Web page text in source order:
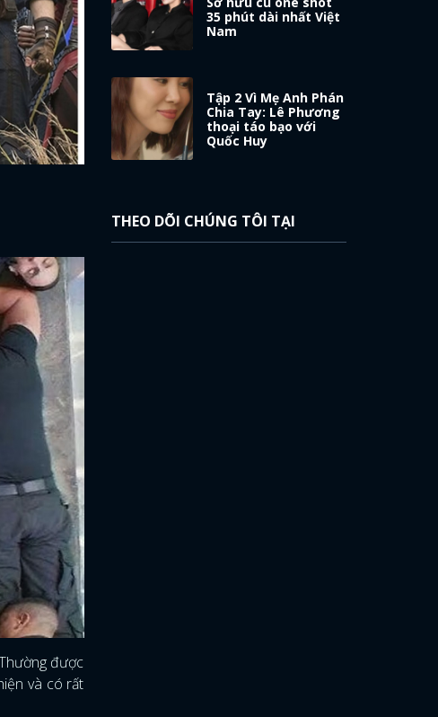
được
và có rất
35 phút dài nhất Việt
Nam
Tập 2 Vì Mẹ Anh Phán
Chia Tay: Lê Phương
thoại táo bạo với
Quốc Huy
THEO DÕI CHÚNG TÔI TẠI